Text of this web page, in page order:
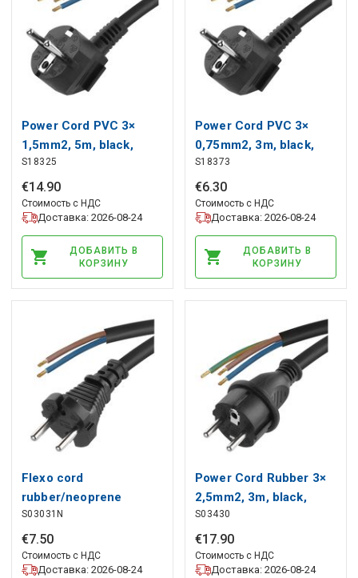
Power Cord PVC 3×
1,5mm2, 5m, black,
EMOS
S18325
€14.90
Стоимость с НДС
Доставка: 2026-08-24
ДОБАВИТЬ В
КОРЗИНУ
Power Cord PVC 3×
0,75mm2, 3m, black,
EMOS
S18373
€6.30
Стоимость с НДС
Доставка: 2026-08-24
ДОБАВИТЬ В
КОРЗИНУ
Flexo cord
rubber/neoprene
2×1mm2, 3m, black,
EMOS
S03031N
€7.50
Стоимость с НДС
Доставка: 2026-08-24
Power Cord Rubber 3×
2,5mm2, 3m, black,
EMOS
S03430
€17.90
Стоимость с НДС
Доставка: 2026-08-24